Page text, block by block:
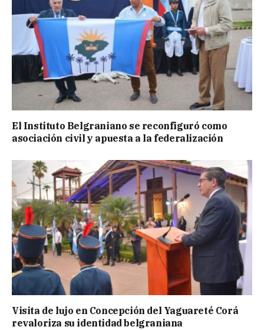
El Instituto Belgraniano se reconfiguró como
asociación civil y apuesta a la federalización
Visita de lujo en Concepción del Yaguareté Corá
revaloriza su identidad belgraniana